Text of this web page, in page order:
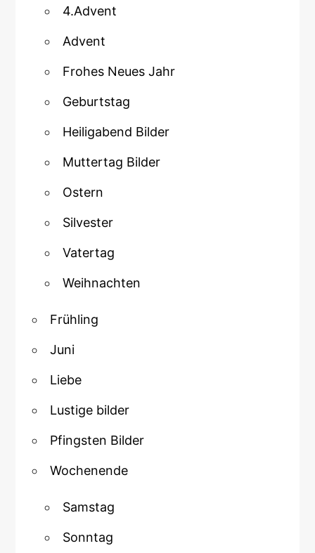
4.Advent
Advent
Frohes Neues Jahr
Geburtstag
Heiligabend Bilder
Muttertag Bilder
Ostern
Silvester
Vatertag
Weihnachten
Frühling
Juni
Liebe
Lustige bilder
Pfingsten Bilder
Wochenende
Samstag
Sonntag